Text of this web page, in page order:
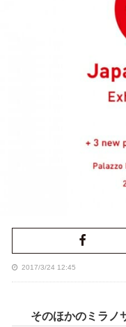
2017/3/24 12:45
そのほかのミラノ